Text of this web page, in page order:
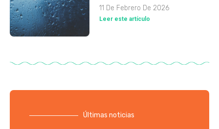
11 De Febrero De 2026
Leer este artículo
Últimas noticias